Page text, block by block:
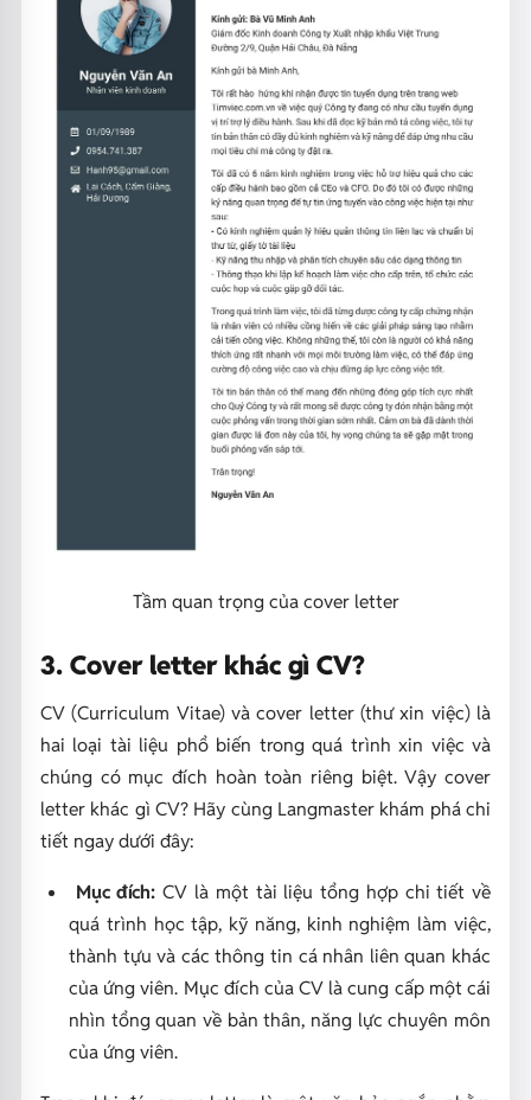
Tầm quan trọng của cover letter
3. Cover letter khác gì CV?
CV (Curriculum Vitae) và cover letter (thư xin việc) là
hai loại tài liệu phổ biến trong quá trình xin việc và
chúng có mục đích hoàn toàn riêng biệt. Vậy cover
letter khác gì CV? Hãy cùng Langmaster khám phá chi
tiết ngay dưới đây:
Mục đích:CV là một tài liệu tổng hợp chi tiết về
quá trình học tập, kỹ năng, kinh nghiệm làm việc,
thành tựu và các thông tin cá nhân liên quan khác
của ứng viên. Mục đích của CV là cung cấp một cái
nhìn tổng quan về bản thân, năng lực chuyên môn
của ứng viên.